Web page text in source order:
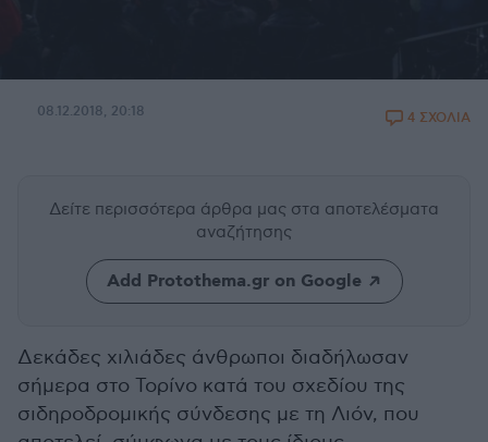
08.12.2018, 20:18 4 ΣΧΟΛΙΑ
Δείτε περισσότερα άρθρα μας στα αποτελέσματα
αναζήτησης
Add Protothema.gr on Google
Δεκάδες χιλιάδες άνθρωποι διαδήλωσαν
σήμερα στο Τορίνο κατά του σχεδίου της
σιδηροδρομικής σύνδεσης με τη Λιόν, που